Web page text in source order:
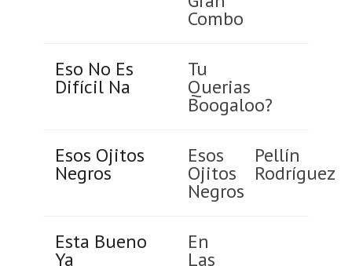
Combo
Eso No Es
Difícil Na
Tu
Querias
Boogaloo?
Esos Ojitos
Negros
Esos
Ojitos
Negros
Pellín
Rodríguez
Esta Bueno
Ya
En
Las